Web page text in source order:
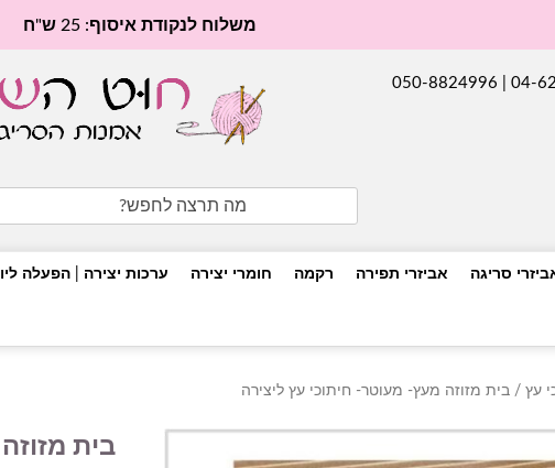
משלוח לנקודת איסוף: 25 ש"ח
for:
04-
סריגה אביזרי תפירה רקמה חומרי יצירה ערכות יצירה | הפעלה
עץ / בית מזוזה מעץ- מעוטר- חיתוכי עץ ליצירה
בית